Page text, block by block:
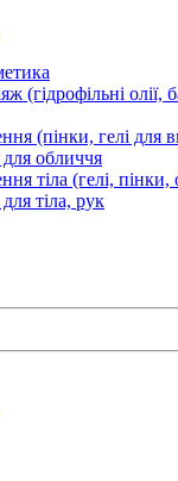
(гідрофільні олії,
(пінки, гелі для
обличчя
тіла (гелі, пінки,
тіла, рук